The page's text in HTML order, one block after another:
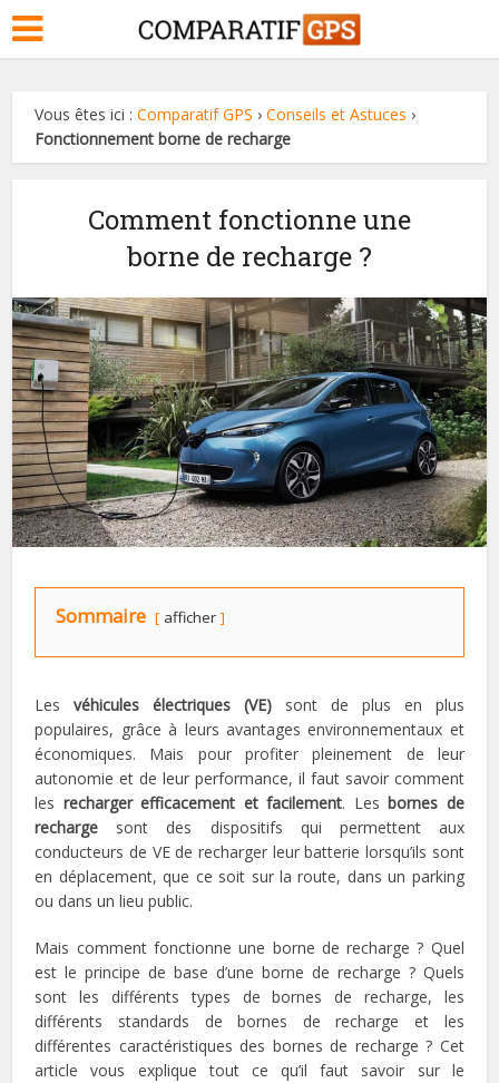
Vous êtes ici :Comparatif GPS ›Conseils et Astuces ›
Fonctionnement borne de recharge
Comment fonctionne une
borne de recharge ?
Sommaire afficher
Lesvéhicules électriques (VE) sont de plus en plus
populaires, grâce à leurs avantages environnementaux et
économiques. Mais pour profiter pleinement de leur
autonomie et de leur performance, il faut savoir comment
les recharger efficacement et facilement. Les bornes de
recharge sont des dispositifs qui permettent aux
conducteurs de VE de recharger leur batterie lorsqu’ils sont
en déplacement, que ce soit sur la route, dans un parking
ou dans un lieu public.
Mais comment fonctionne une borne de recharge ? Quel
est le principe de base d’une borne de recharge ? Quels
sont les différents types de bornes de recharge, les
différents standards de bornes de recharge et les
différentes caractéristiques des bornes de recharge ? Cet
article vous explique tout ce qu’il faut savoir sur le